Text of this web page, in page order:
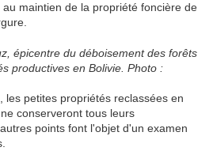
maintien de la propriété foncière de
épicentre du déboisement des forêts
productives en Bolivie. Photo :
les petites propriétés reclassées en
conserveront tous leurs
points font l'objet d'un examen